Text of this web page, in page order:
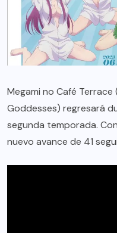
Megami no Café
Goddesses) regresará
segunda temporada.
nuevo avance de 41